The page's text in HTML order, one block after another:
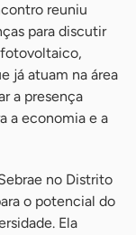
reuniu
para discutir
já atuam na área
a presença
a economia e a
no Distrito
o potencial do
Ela